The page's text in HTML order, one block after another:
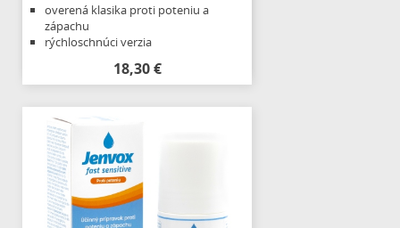
overená klasika proti poteniu a
zápachu
rýchloschnúci verzia
18,30 €